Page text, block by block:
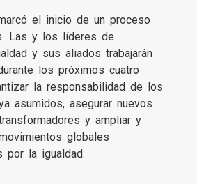
el inicio de un proceso
Las y los líderes de
y sus aliados trabajarán
los próximos cuatro
la responsabilidad de los
asumidos, asegurar nuevos
y ampliar y
globales
por la igualdad.